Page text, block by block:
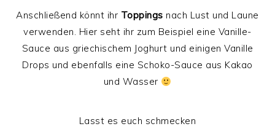
Anschließend könnt ihr Toppings nach Lust und Laune
verwenden. Hier seht ihr zum Beispiel eine Vanille-
Sauce aus griechischem Joghurt und einigen Vanille
Drops und ebenfalls eine Schoko-Sauce aus Kakao
und Wasser
Lasst es euch schmecken